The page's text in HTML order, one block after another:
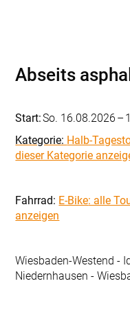
Abseits
So. 16.08.2026
Halb-
Fahrrad: E-Bike
Wiesbaden-Westend -
Niedernhausen -